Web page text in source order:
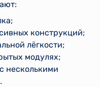
конструкций;
лёгкости;
модулях;
несколькими